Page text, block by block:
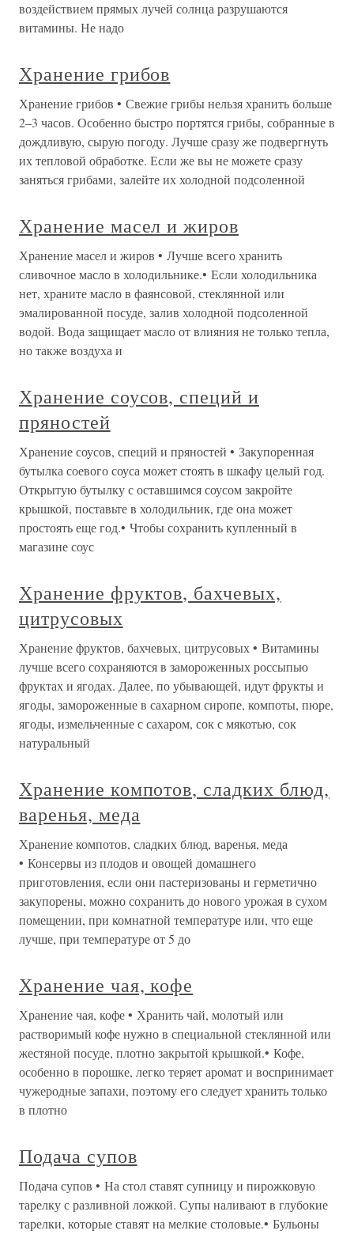
воздействием прямых лучей солнца разрушаются
витамины. Не надо
Хранение грибов
Хранение грибов • Свежие грибы нельзя хранить больше
2–3 часов. Особенно быстро портятся грибы, собранные в
дождливую, сырую погоду. Лучше сразу же подвергнуть
их тепловой обработке. Если же вы не можете сразу
заняться грибами, залейте их холодной подсоленной
Хранение масел и жиров
Хранение масел и жиров • Лучше всего хранить
сливочное масло в холодильнике.• Если холодильника
нет, храните масло в фаянсовой, стеклянной или
эмалированной посуде, залив холодной подсоленной
водой. Вода защищает масло от влияния не только тепла,
но также воздуха и
Хранение соусов, специй и
пряностей
Хранение соусов, специй и пряностей • Закупоренная
бутылка соевого соуса может стоять в шкафу целый год.
Открытую бутылку с оставшимся соусом закройте
крышкой, поставьте в холодильник, где она может
простоять еще год.• Чтобы сохранить купленный в
магазине соус
Хранение фруктов, бахчевых,
цитрусовых
Хранение фруктов, бахчевых, цитрусовых • Витамины
лучше всего сохраняются в замороженных россыпью
фруктах и ягодах. Далее, по убывающей, идут фрукты и
ягоды, замороженные в сахарном сиропе, компоты, пюре,
ягоды, измельченные с сахаром, сок с мякотью, сок
натуральный
Хранение компотов, сладких блюд,
варенья, меда
Хранение компотов, сладких блюд, варенья, меда
• Консервы из плодов и овощей домашнего
приготовления, если они пастеризованы и герметично
закупорены, можно сохранить до нового урожая в сухом
помещении, при комнатной температуре или, что еще
лучше, при температуре от 5 до
Хранение чая, кофе
Хранение чая, кофе • Хранить чай, молотый или
растворимый кофе нужно в специальной стеклянной или
жестяной посуде, плотно закрытой крышкой.• Кофе,
особенно в порошке, легко теряет аромат и воспринимает
чужеродные запахи, поэтому его следует хранить только
в плотно
Подача супов
Подача супов • На стол ставят супницу и пирожковую
тарелку с разливной ложкой. Супы наливают в глубокие
тарелки, которые ставят на мелкие столовые.• Бульоны